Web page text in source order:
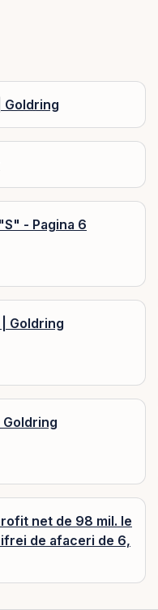
Goldring
- Pagina 6
Goldring
net de 98 mil. le
de afaceri de 6,